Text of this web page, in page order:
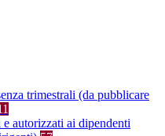
trimestrali (da pubblicare
autorizzati ai dipendenti